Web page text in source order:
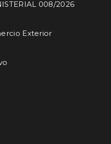
008/2026
Exterior